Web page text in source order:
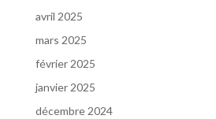
avril 2025
mars 2025
février 2025
janvier 2025
décembre 2024